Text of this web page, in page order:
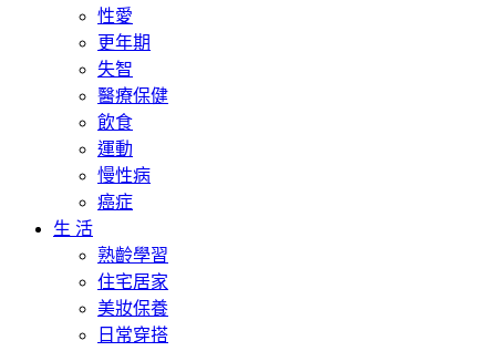
性愛
更年期
失智
醫療保健
飲食
運動
慢性病
癌症
生 活
熟齡學習
住宅居家
美妝保養
日常穿搭